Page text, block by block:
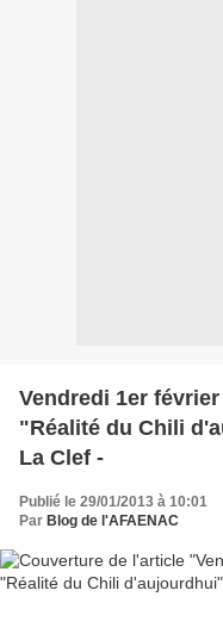
Vendredi 1er
"Réalité du Chili
La Clef -
Publié le 29/01/2013 à 10:01
Par Blog de l'AFAENAC